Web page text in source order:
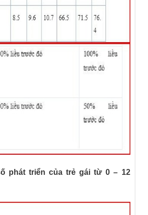
phát triển của trẻ gái từ 0 – 12